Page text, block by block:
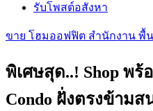
รับโพสต์อสังหา
ขาย โฮมออฟฟิต สำนักงาน พื้น
พิเศษสุด..! Shop พ
Condo ฝั่งตรงข้าม